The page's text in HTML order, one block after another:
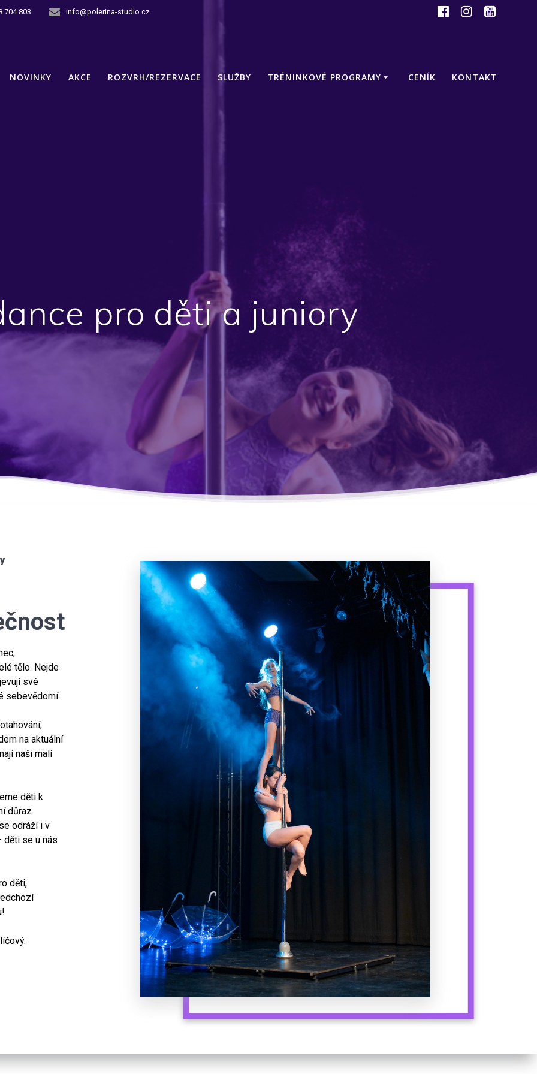
704 803 info@polerina-studio.cz
NOVINKY AKCE ROZVRH/REZERVACE SLUŽBY TRÉNINKOVÉ PROGRAMY CENÍK KONTAKT
pro děti a juniory
tělo. Nejde
své
sebevědomí.
na aktuální
naši malí
děti k
důraz
odráží i v
děti se u nás
děti,